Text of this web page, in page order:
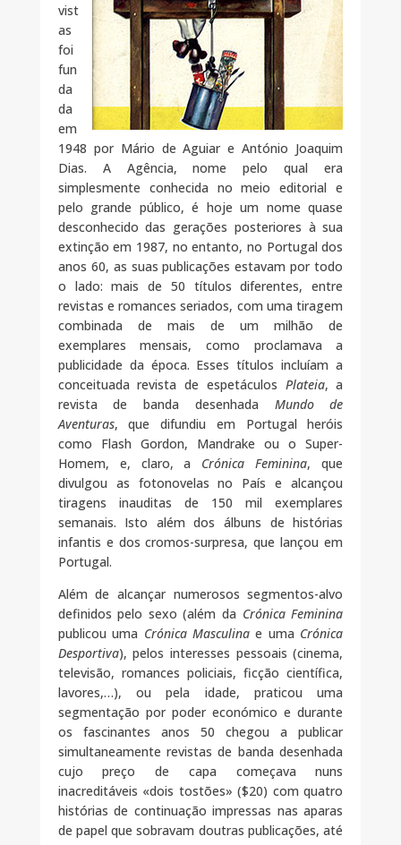
vist
as
foi
fun
da
da
em
1948 por Mário de Aguiar e António Joaquim
Dias. A Agência, nome pelo qual era
simplesmente conhecida no meio editorial e
pelo grande público, é hoje um nome quase
desconhecido das gerações posteriores à sua
extinção em 1987, no entanto, no Portugal dos
anos 60, as suas publicações estavam por todo
o lado: mais de 50 títulos diferentes, entre
revistas e romances seriados, com uma tiragem
combinada de mais de um milhão de
exemplares mensais, como proclamava a
publicidade da época. Esses títulos incluíam a
conceituada revista de espetáculos Plateia, a
revista de banda desenhada Mundo de
Aventuras, que difundiu em Portugal heróis
como Flash Gordon, Mandrake ou o Super-
Homem, e, claro, a Crónica Feminina, que
divulgou as fotonovelas no País e alcançou
tiragens inauditas de 150 mil exemplares
semanais. Isto além dos álbuns de histórias
infantis e dos cromos-surpresa, que lançou em
Portugal.
Além de alcançar numerosos segmentos-alvo
definidos pelo sexo (além da Crónica Feminina
publicou uma Crónica Masculina e uma Crónica
Desportiva), pelos interesses pessoais (cinema,
televisão, romances policiais, ficção científica,
lavores,…), ou pela idade, praticou uma
segmentação por poder económico e durante
os fascinantes anos 50 chegou a publicar
simultaneamente revistas de banda desenhada
cujo preço de capa começava nuns
inacreditáveis «dois tostões» ($20) com quatro
histórias de continuação impressas nas aparas
de papel que sobravam doutras publicações, até